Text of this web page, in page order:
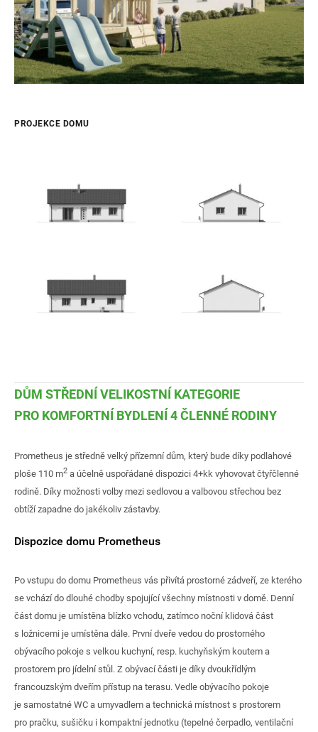
PROJEKCE DOMU
DŮM STŘEDNÍ VELIKOSTNÍ KATEGORIE
PRO KOMFORTNÍ BYDLENÍ 4 ČLENNÉ RODINY
Prometheus je středně velký přízemní dům, který bude díky podlahové
ploše 110 m2 a účelně uspořádané dispozici 4+kk vyhovovat čtyřčlenné
rodině. Díky možnosti volby mezi sedlovou a valbovou střechou bez
obtíží zapadne do jakékoliv zástavby.
Dispozice domu Prometheus
Po vstupu do domu Prometheus vás přivítá prostorné zádveří, ze kterého
se vchází do dlouhé chodby spojující všechny místnosti v domě. Denní
část domu je umístěna blízko vchodu, zatímco noční klidová část
s ložnicemi je umístěna dále. První dveře vedou do prostorného
obývacího pokoje s velkou kuchyní, resp. kuchyňským koutem a
prostorem pro jídelní stůl. Z obývací části je díky dvoukřídlým
francouzským dveřím přístup na terasu. Vedle obývacího pokoje
je samostatné WC a umyvadlem a technická místnost s prostorem
pro pračku, sušičku i kompaktní jednotku (tepelné čerpadlo, ventilační